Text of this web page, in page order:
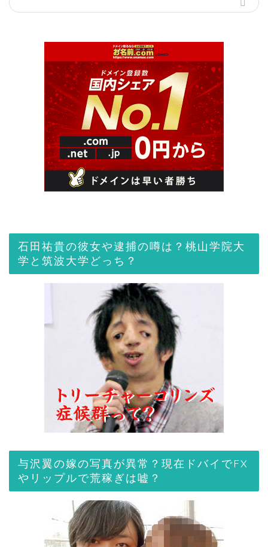
石田祐貴の彼女や逮捕の噂は？桃山学院大
学と筑波大学どっち？
与沢翼の嫁の写真が異常？現在ドバイでFX
やリップルで荒稼ぎは嘘？